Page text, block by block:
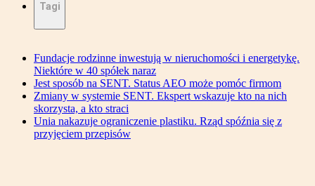
Tagi
Fundacje rodzinne inwestują w nieruchomości i energetykę.
Niektóre w 40 spółek naraz
Jest sposób na SENT. Status AEO może pomóc firmom
Zmiany w systemie SENT. Ekspert wskazuje kto na nich
skorzysta, a kto straci
Unia nakazuje ograniczenie plastiku. Rząd spóźnia się z
przyjęciem przepisów